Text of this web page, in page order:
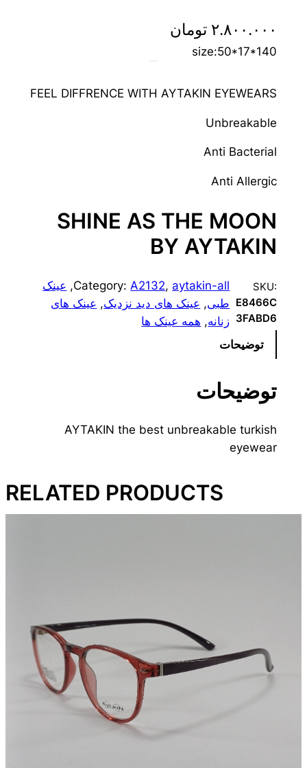
۲.۸۰۰.۰۰۰ تومان
size:50*17*140
FEEL DIFFRENCE WITH AYTAKIN EYEWEARS
Unbreakable
Anti Bacterial
Anti Allergic
SHINE AS THE MOON
BY AYTAKIN
SKU:
E8466C
3FABD6
Category: A2132, aytakin-all
, عینک
طبی, عینک های دید نزدیک, عینک های
زنانه, همه عینک ها
توضیحات
توضیحات
AYTAKIN the best unbreakable turkish
eyewear
RELATED PRODUCTS